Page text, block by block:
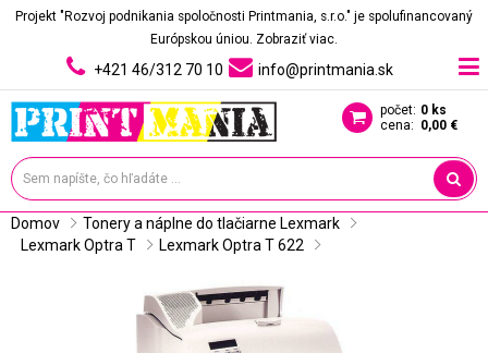
Projekt "Rozvoj podnikania spoločnosti Printmania, s.r.o." je spolufinancovaný
Európskou úniou. Zobraziť viac.
+421 46/312 70 10 info@printmania.sk
počet: 0 ks
cena: 0,00 €
Domov
Tonery a náplne do tlačiarne Lexmark
Lexmark Optra T
Lexmark Optra T 622